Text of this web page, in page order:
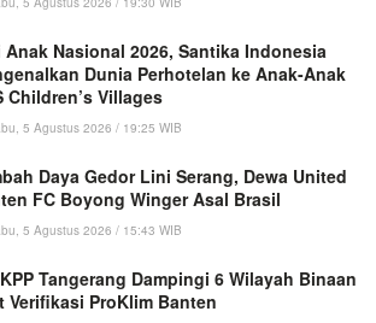
Anak Nasional 2026, Santika Indonesia
Dunia Perhotelan ke Anak-Anak
Children’s Villages
5 Agustus 2026 / 19:25 WIB
Daya Gedor Lini Serang, Dewa United
FC Boyong Winger Asal Brasil
5 Agustus 2026 / 15:43 WIB
Tangerang Dampingi 6 Wilayah Binaan
Verifikasi ProKlim Banten